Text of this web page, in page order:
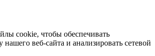
cookie, чтобы обеспечивать
веб-сайта и анализировать сетевой